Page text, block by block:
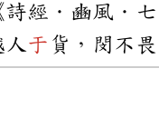
詩經．豳風．
人于 貨，閔不